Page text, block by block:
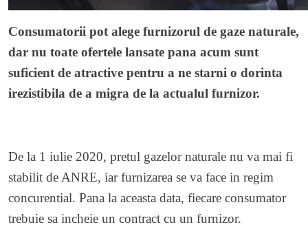
Consumatorii pot alege furnizorul de gaze naturale,
dar nu toate ofertele lansate pana acum sunt
suficient de atractive pentru a ne starni o dorinta
irezistibila de a migra de la actualul furnizor.
De la 1 iulie 2020, pretul gazelor naturale nu va mai fi
stabilit de ANRE, iar furnizarea se va face in regim
concurential. Pana la aceasta data, fiecare consumator
trebuie sa incheie un contract cu un furnizor.